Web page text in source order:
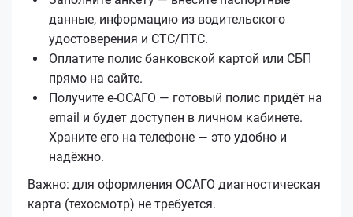
данные, информацию из водительского
удостоверения и СТС/ПТС.
Оплатите полис банковской картой или СБП
прямо на сайте.
Получите е‑ОСАГО — готовый полис придёт на
email и будет доступен в личном кабинете.
Храните его на телефоне — это удобно и
надёжно.
Важно: для оформления ОСАГО диагностическая
карта (техосмотр) не требуется.